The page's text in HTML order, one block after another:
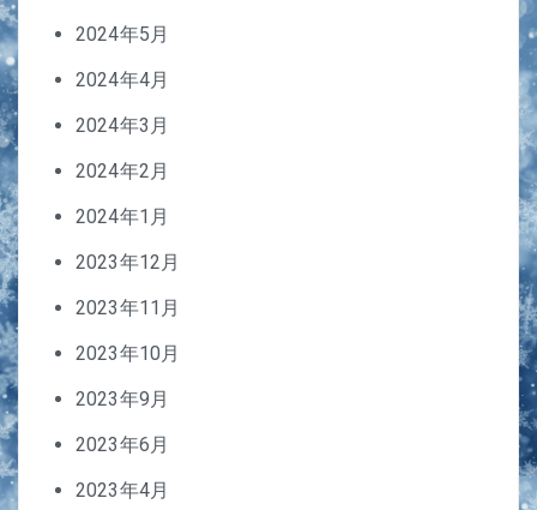
2024年5月
2024年4月
2024年3月
2024年2月
2024年1月
2023年12月
2023年11月
2023年10月
2023年9月
2023年6月
2023年4月